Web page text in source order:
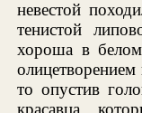
невестой
тенистой
хороша в белом
то опустив
красавца,